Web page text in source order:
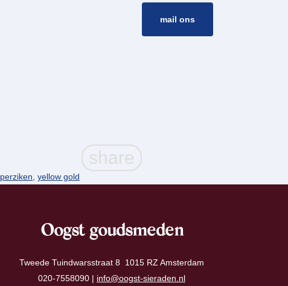
mail ons
perziken yellow gold
Oogst goudsmeden
Tweede Tuindwarsstraat 8 1015 RZ Amsterdam
020-7558090 | info@oogst-sieraden.nl